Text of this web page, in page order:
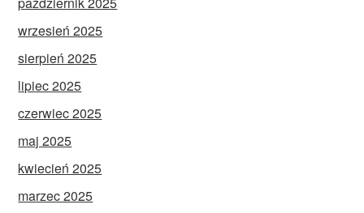
wrzesień 2025
sierpień 2025
lipiec 2025
czerwiec 2025
maj 2025
kwiecień 2025
marzec 2025